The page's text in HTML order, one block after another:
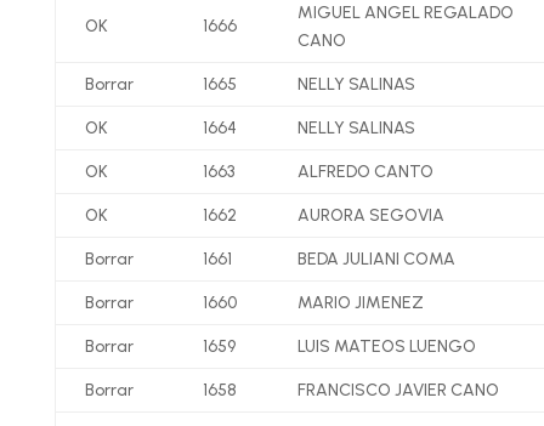
OK 1666
MIGUEL ANGEL REGALADO
CANO
Borrar 1665 NELLY SALINAS
OK 1664 NELLY SALINAS
OK 1663 ALFREDO CANTO
OK 1662 AURORA SEGOVIA
Borrar 1661 BEDA JULIANI COMA
Borrar 1660 MARIO JIMENEZ
Borrar 1659 LUIS MATEOS LUENGO
Borrar 1658 FRANCISCO JAVIER CANO